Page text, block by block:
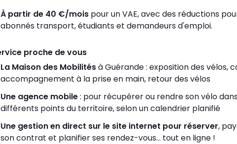
À partir de 40 €/mois pour un VAE, avec des réductions
abonnés transport, étudiants et demandeurs d'emploi.
proche de vous
La Maison des Mobilitésà Guérande : exposition des vélos,
accompagnement à la prise en main, retour des vélos
Une agence mobile: pour récupérer ou rendre son vélo
différents points du territoire, selon un calendrier planifié
Une gestion en direct sur le site internet pour réserver,
son contrat et planifier ses rendez-vous… tout en ligne !